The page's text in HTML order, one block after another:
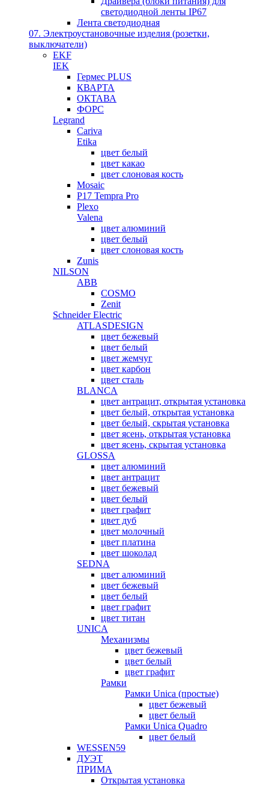
светодиодной ленты IP67
Лента светодиодная
07. Электроустановочные изделия (розетки,
выключатели)
EKF
IEK
Гермес PLUS
КВАРТА
ОКТАВА
ФОРС
Legrand
Cariva
Etika
цвет белый
цвет какао
цвет слоновая кость
Mosaic
P17 Tempra Pro
Plexo
Valena
цвет алюминий
цвет белый
цвет слоновая кость
Zunis
NILSON
ABB
COSMO
Zenit
Schneider Electric
ATLASDESIGN
цвет бежевый
цвет белый
цвет жемчуг
цвет карбон
цвет сталь
BLANCA
цвет антрацит, открытая установка
цвет белый, открытая установка
цвет белый, скрытая установка
цвет ясень, открытая установка
цвет ясень, скрытая установка
GLOSSA
цвет алюминий
цвет антрацит
цвет бежевый
цвет белый
цвет графит
цвет дуб
цвет молочный
цвет платина
цвет шоколад
SEDNA
цвет алюминий
цвет бежевый
цвет белый
цвет графит
цвет титан
UNICA
Механизмы
цвет бежевый
цвет белый
цвет графит
Рамки
Рамки Unica (простые)
цвет бежевый
цвет белый
Рамки Unica Quadro
цвет белый
WESSEN59
ДУЭТ
ПРИМА
Открытая установка